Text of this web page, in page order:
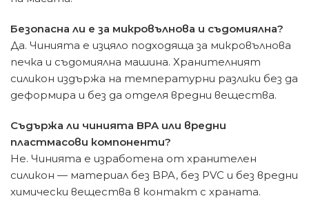
Безопасна ли е за микровълнова и съдомиялна?
Да. Чинията е изцяло подходяща за микровълнова
печка и съдомиялна машина. Хранителният
силикон издържа на температурни разлики без да
деформира и без да отделя вредни вещества.
Съдържа ли чинията BPA или вредни
пластмасови компоненти?
Не. Чинията е изработена от хранителен
силикон — материал без BPA, без PVC и без вредни
химически вещества в контакт с храната.